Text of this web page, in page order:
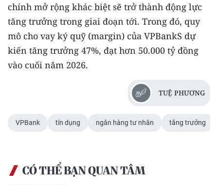
chính mở rộng khác biệt sẽ trở thành động lực
tăng trưởng trong giai đoạn tới. Trong đó, quy
mô cho vay ký quỹ (margin) của VPBankS dự
kiến tăng trưởng 47%, đạt hơn 50.000 tỷ đồng
vào cuối năm 2026.
TUỆ PHƯƠNG
VPBank tín dụng ngân hàng tư nhân tăng trưởng
CÓ THỂ BẠN QUAN TÂM